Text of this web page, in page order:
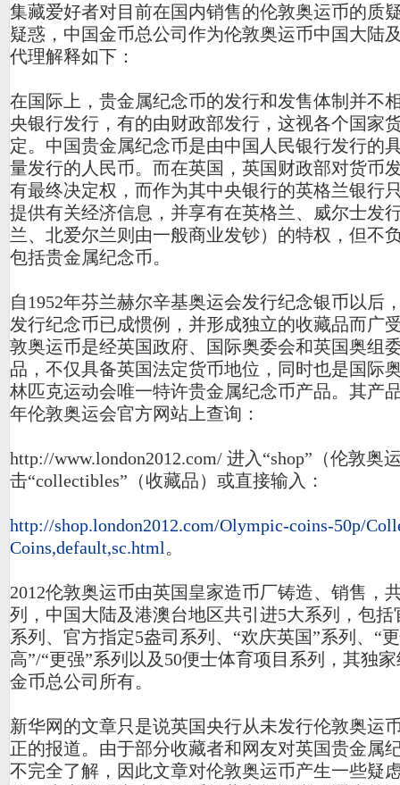
集藏爱好者对目前在国内销售的伦敦奥运币的质
疑惑，中国金币总公司作为伦敦奥运币中国大陆
代理解释如下：
在国际上，贵金属纪念币的发行和发售体制并不
央银行发行，有的由财政部发行，这视各个国家
定。中国贵金属纪念币是由中国人民银行发行的
量发行的人民币。而在英国，英国财政部对货币
有最终决定权，而作为其中央银行的英格兰银行
提供有关经济信息，并享有在英格兰、威尔士发
兰、北爱尔兰则由一般商业发钞）的特权，但不
包括贵金属纪念币。
自1952年芬兰赫尔辛基奥运会发行纪念银币以后
发行纪念币已成惯例，并形成独立的收藏品而广
敦奥运币是经英国政府、国际奥委会和英国奥组
品，不仅具备英国法定货币地位，同时也是国际
林匹克运动会唯一特许贵金属纪念币产品。其产
年伦敦奥运会官方网站上查询：
http://www.london2012.com/ 进入“shop”（伦敦奥
击“collectibles”（收藏品）或直接输入：
http://shop.london2012.com/Olympic-coins-50p/
Coins,default,sc.html 。
2012伦敦奥运币由英国皇家造币厂铸造、销售，
列，中国大陆及港澳台地区共引进5大系列，包括
系列、官方指定5盎司系列、“欢庆英国”系列、“
高”/“更强”系列以及50便士体育项目系列，其独
金币总公司所有。
新华网的文章只是说英国央行从未发行伦敦奥运
正的报道。由于部分收藏者和网友对英国贵金属
不完全了解，因此文章对伦敦奥运币产生一些疑